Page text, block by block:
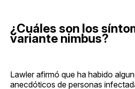
¿Cuáles son los
variante nimbus?
Lawler afirmó que ha habido
anecdóticos de personas